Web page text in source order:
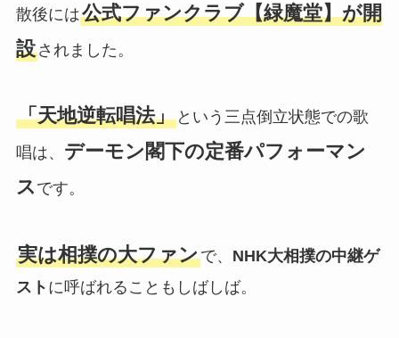
散後には公式ファンクラブ【緑魔堂】が開
設されました。
「天地逆転唱法」という三点倒立状態での歌
唱は、 デーモン閣下の定番パフォーマン
ス です。
実は相撲の大ファンで、 NHK大相撲の中継ゲ
スト に呼ばれることもしばしば。